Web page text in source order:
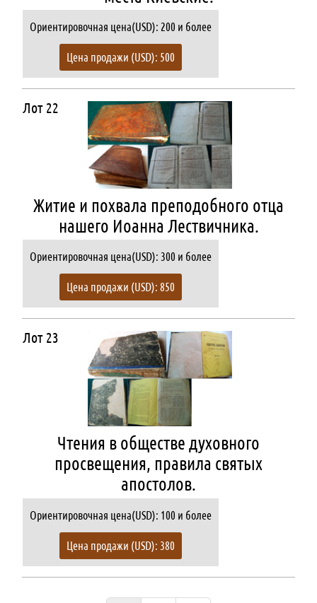
Ориентировочная цена(USD): 200 и более
Цена продажи (USD): 500
Лот 22
Житие и похвала преподобного отца
нашего Иоанна Лествичника.
Ориентировочная цена(USD): 300 и более
Цена продажи (USD): 850
Лот 23
Чтения в обществе духовного
просвещения, правила святых
апостолов.
Ориентировочная цена(USD): 100 и более
Цена продажи (USD): 380